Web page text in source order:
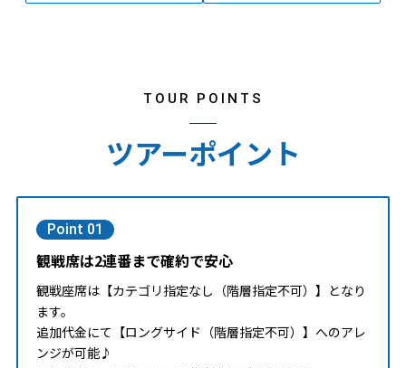
TOUR POINTS
ツアーポイント
Point 01
観戦席は2連番まで確約で安心
観戦座席は【カテゴリ指定なし（階層指定不可）】となり
ます。
追加代金にて【ロングサイド（階層指定不可）】へのアレ
ンジが可能♪